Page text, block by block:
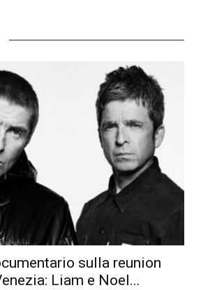
sulla reunion
Liam e Noel...